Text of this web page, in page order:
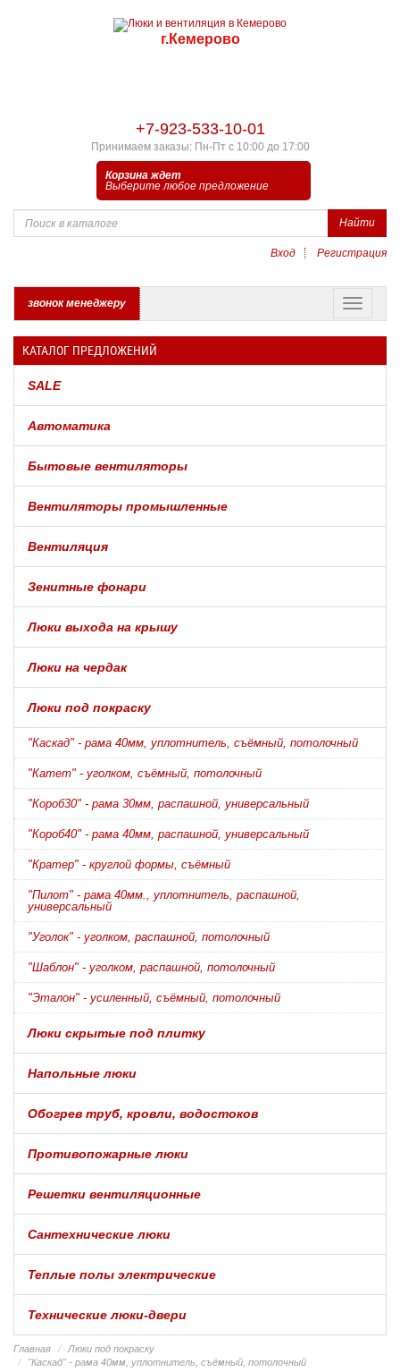
г.Кемерово
+7-923-533-10-01
Принимаем заказы: Пн-Пт с 10:00 до 17:00
Корзина ждет
Выберите любое предложение
Найти
Вход Регистрация
звонок менеджеру
КАТАЛОГ ПРЕДЛОЖЕНИЙ
SALE
Автоматика
Бытовые вентиляторы
Вентиляторы промышленные
Вентиляция
Зенитные фонари
Люки выхода на крышу
Люки на чердак
Люки под покраску
"Каскад" - рама 40мм, уплотнитель, съёмный, потолочный
"Катет" - уголком, съёмный, потолочный
"Короб30" - рама 30мм, распашной, универсальный
"Короб40" - рама 40мм, распашной, универсальный
"Кратер" - круглой формы, съёмный
"Пилот" - рама 40мм., уплотнитель, распашной,
универсальный
"Уголок" - уголком, распашной, потолочный
"Шаблон" - уголком, распашной, потолочный
"Эталон" - усиленный, съёмный, потолочный
Люки скрытые под плитку
Напольные люки
Обогрев труб, кровли, водостоков
Противопожарные люки
Решетки вентиляционные
Сантехнические люки
Теплые полы электрические
Технические люки-двери
Главная
Люки под покраску
"Каскад" - рама 40мм, уплотнитель, съёмный, потолочный